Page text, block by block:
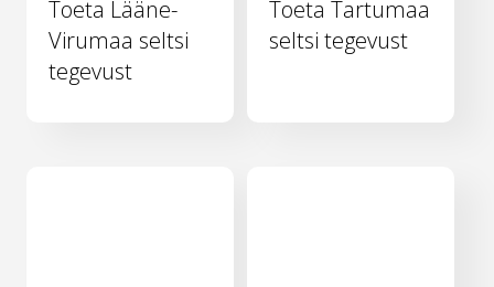
Toeta Lääne-
Virumaa seltsi
tegevust
Toeta Tartumaa
seltsi tegevust